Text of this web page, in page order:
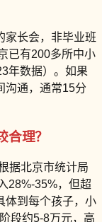
家长会，非毕业班
已有200多所中小
年数据）。如果
沟通，通常15分
理？
据北京市统计局
28%-35%，但超
体到每个孩子，小
段约5-8万元，高